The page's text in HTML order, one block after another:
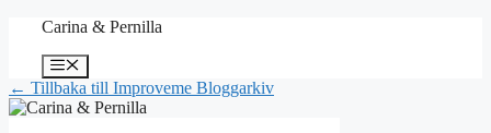
Hoppa
innehåll
Carina & Pernilla
Meny
← Tillbaka till Improveme Bloggarkiv